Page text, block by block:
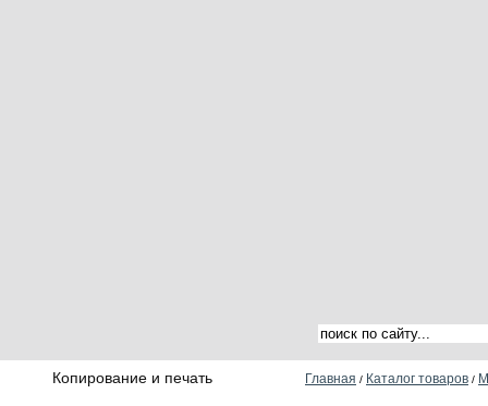
Копирование и печать Главная / Каталог товаров /